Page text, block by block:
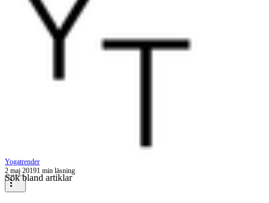
Yogatrender
2 maj 20191 min läsning
Sök bland artiklar